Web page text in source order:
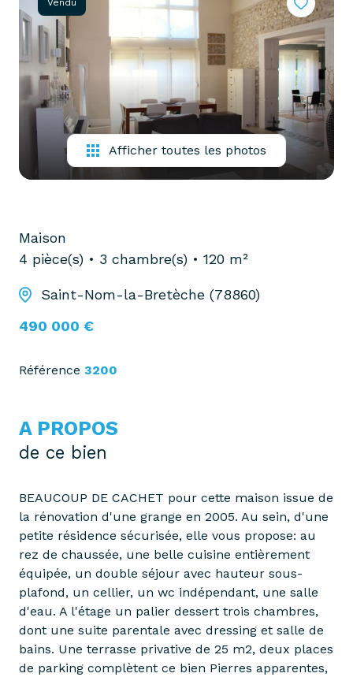
confiez-
nous
votre
recherche
biens
pro
pro
partenaires
gestion
locative
vendre
mon
bien
recherche
Vendu
Afficher toutes les photos
Maison
4 pièce(s)
3 chambre(s) 120 m²
Saint-Nom-la-Bretèche (78860)
490 000 €
Référence 3200
A PROPOS
de ce bien
BEAUCOUP DE CACHET pour cette maison issue de
la rénovation d'une grange en 2005. Au sein, d'une
petite résidence sécurisée, elle vous propose: au
rez de chaussée, une belle cuisine entièrement
équipée, un double séjour avec hauteur sous-
plafond, un cellier, un wc indépendant, une salle
d'eau. A l'étage un palier dessert trois chambres,
dont une suite parentale avec dressing et salle de
bains. Une terrasse privative de 25 m2, deux places
de parking complètent ce bien Pierres apparentes,